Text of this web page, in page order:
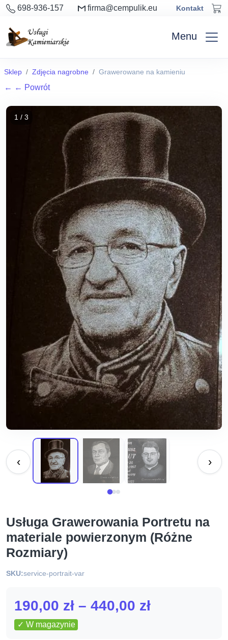
698-936-157 firma@cempulik.eu Kontakt
Menu
Sklep Zdjęcia nagrobne Grawerowane na kamieniu
← ← Powrót
1 / 3
‹ ›
Usługa Grawerowania Portretu na
materiale powierzonym (Różne
Rozmiary)
SKU:service-portrait-var
190,00 zł – 440,00 złZakres
✓ W magazynie